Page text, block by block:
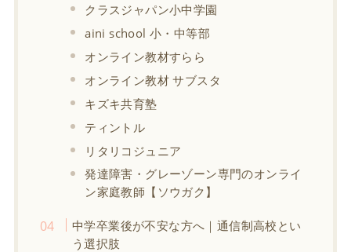
クラスジャパン小中学園
aini school 小・中等部
オンライン教材すらら
オンライン教材 サブスタ
キズキ共育塾
ティントル
リタリコジュニア
発達障害・グレーゾーン専門のオンライ
ン家庭教師【ソウガク】
中学卒業後が不安な方へ｜通信制高校とい
う選択肢